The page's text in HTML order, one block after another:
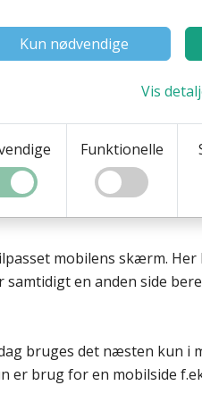
Kun nødvendige
Vis
Funktionelle
app, så kan man ikke på
I dag kan man dog
websider, og er en stor del af
mobilens skærm. Her
samtidigt en anden side
bruges det næsten kun i
er brug for en mobilside